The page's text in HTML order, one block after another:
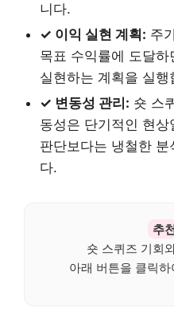
니다.
✓ 이익 실현 계획: 주
목표 수익률에 도달
실현하는 계획을 실행
✓ 변동성 관리: 숏 스
동성은 단기적인 현
판단보다는 냉철한
다.
추
숏 스퀴즈 기회
아래 버튼을 클릭